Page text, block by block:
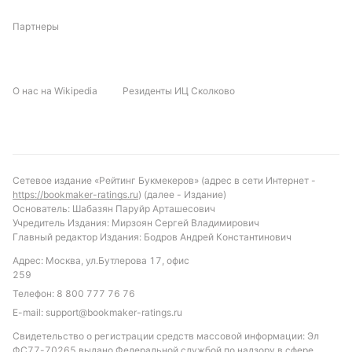
матча.
Исходя из текущей формы и статистики, Zarya
ставка на тотал меньше 3.5 голов выглядит
разумной. Также можно обратить внимание на
количество желтых карточек, учитывая стиль
судейства Владислава Демьянчука, что может
стать дополнительным элементом в прогнозе для
ставок на дисциплину в матче.
Обновлено:
Партнеры
О нас на Wikipedia Резиденты ИЦ Сколково
Сетевое издание «Рейтинг Букмекеров» (адрес в сети Интернет -
https://bookmaker-ratings.ru) (далее - Издание)
Основатель: Шабазян Паруйр Арташесович
Учредитель Издания: Мирзоян Сергей Владимирович
Главный редактор Издания: Бодров Андрей Константинович
Адрес: Москва, ул.Бутлерова 17, офис
259
Телефон: 8 800 777 76 76
E-mail: support@bookmaker-ratings.ru
Свидетельство о регистрации средств массовой информации: Эл